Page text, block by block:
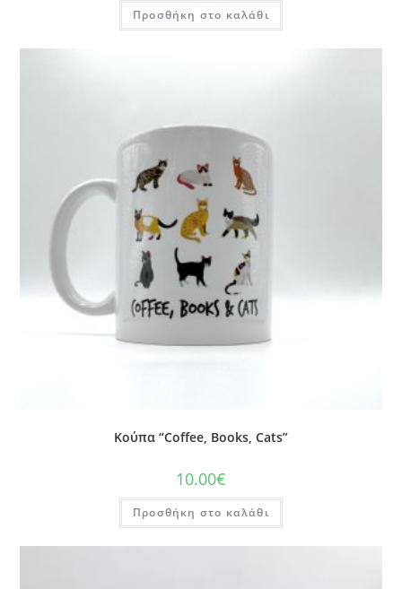
Προσθήκη στο καλάθι
Κούπα “Coffee, Books, Cats”
10.00€
Προσθήκη στο καλάθι